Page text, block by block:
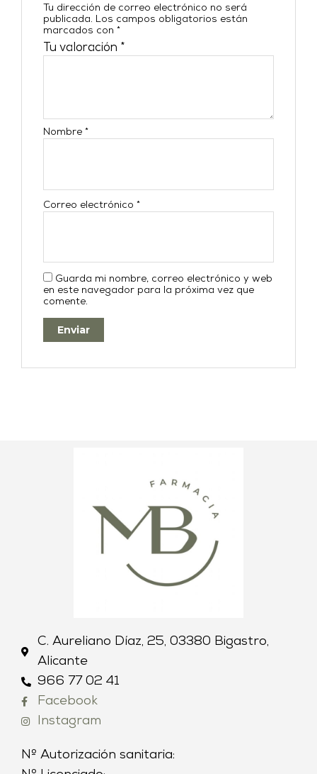
Tu dirección de correo electrónico no será
publicada. Los campos obligatorios están
marcados con*
Tu valoración *
Nombre*
Correo electrónico*
Guarda mi nombre, correo electrónico y web
en este navegador para la próxima vez que
comente.
C. Aureliano Díaz, 25, 03380 Bigastro,
Alicante
966 77 02 41
Facebook
Instagram
Nº Autorización sanitaria: